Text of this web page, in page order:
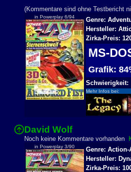
(Kommentare sind ohne Testbericht
in Powerplay 6/94
Genre:
Hersteller:
Zirka-Preis:
MS-
Grafik:
Schwierigkeit:
Mehr Infos bei:
David Wolf
Noch keine Kommentare vorhanden
in Powerplay 3/90
Genre: Action-
Hersteller:
Zirka-Preis: